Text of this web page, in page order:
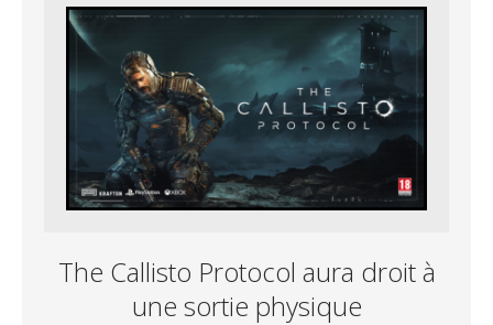
The Callisto Protocol aura droit à
une sortie physique